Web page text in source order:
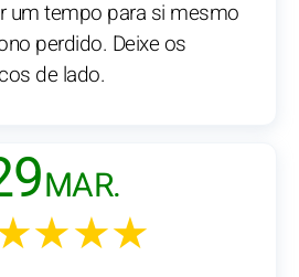
um tempo para si mesmo
perdido. Deixe os
de lado.
MAR.